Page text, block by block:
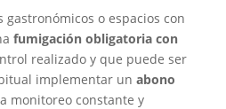
o espacios con
fumigación obligatoria con
realizado y que puede ser
implementar unabono
monitoreo constante y